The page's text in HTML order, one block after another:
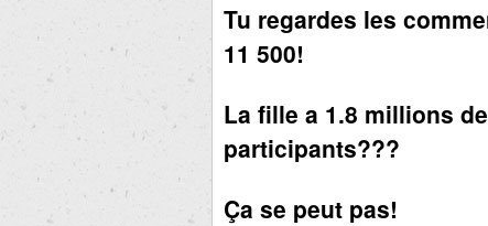
Tu regardes les
11 500!
La fille a 1.8 millions
participants???
Ça se peut pas!